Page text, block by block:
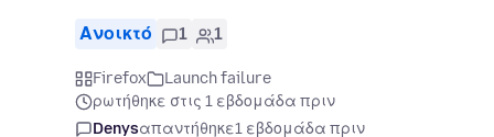
Ανοικτό 1 1
Firefox
Launch failure
ρωτήθηκε στις 1 εβδομάδα πριν
Denysαπαντήθηκε1 εβδομάδα πριν